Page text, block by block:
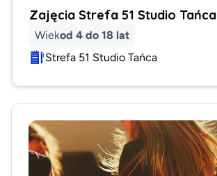
Zajęcia Strefa 51 Studio Tańca
Wiekod 4 do 18 lat
Strefa 51 Studio Tańca